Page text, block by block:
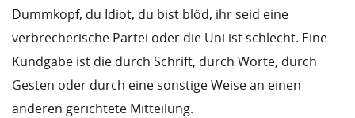
Dummkopf, du Idiot, du bist blöd, ihr seid eine
verbrecherische Partei oder die Uni ist schlecht. Eine
Kundgabe ist die durch Schrift, durch Worte, durch
Gesten oder durch eine sonstige Weise an einen
anderen gerichtete Mitteilung.